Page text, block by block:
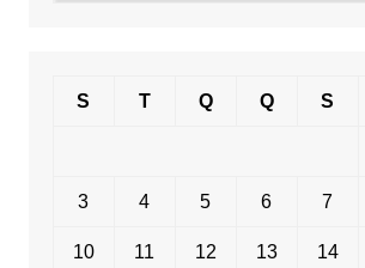
S T Q Q S
3 4 5 6 7
10 11 12 13 14